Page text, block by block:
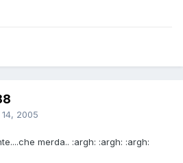
2005
merda.. :argh: :argh: :argh: